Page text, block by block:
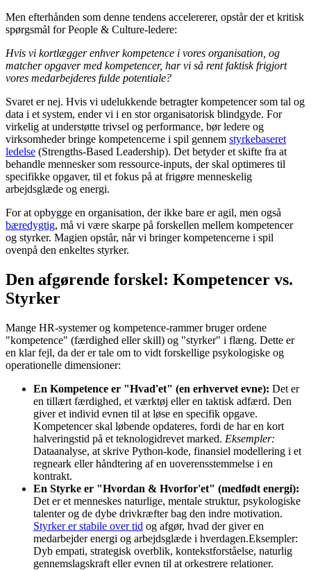
Men efterhånden som denne tendens accelererer, opstår der et kritisk
spørgsmål for People & Culture-ledere:
Hvis vi kortlægger enhver kompetence i vores organisation, og
matcher opgaver med kompetencer, har vi så rent faktisk frigjort
vores medarbejderes fulde potentiale?
Svaret er nej. Hvis vi udelukkende betragter kompetencer som tal og
data i et system, ender vi i en stor organisatorisk blindgyde. For
virkelig at understøtte trivsel og performance, bør ledere og
virksomheder bringe kompetencerne i spil gennem styrkebaseret
ledelse (Strengths-Based Leadership). Det betyder et skifte fra at
behandle mennesker som ressource-inputs, der skal optimeres til
specifikke opgaver, til et fokus på at frigøre menneskelig
arbejdsglæde og energi.
For at opbygge en organisation, der ikke bare er agil, men også
bæredygtig, må vi være skarpe på forskellen mellem kompetencer
og styrker. Magien opstår, når vi bringer kompetencerne i spil
ovenpå den enkeltes styrker.
Den afgørende forskel: Kompetencer vs.
Styrker
Mange HR-systemer og kompetence-rammer bruger ordene
"kompetence" (færdighed eller skill) og "styrker" i flæng. Dette er
en klar fejl, da der er tale om to vidt forskellige psykologiske og
operationelle dimensioner:
En Kompetence er "Hvad'et" (en erhvervet evne): Det er
en tillært færdighed, et værktøj eller en taktisk adfærd. Den
giver et individ evnen til at løse en specifik opgave.
Kompetencer skal løbende opdateres, fordi de har en kort
halveringstid på et teknologidrevet marked. Eksempler:
Dataanalyse, at skrive Python-kode, finansiel modellering i et
regneark eller håndtering af en uoverensstemmelse i en
kontrakt.
En Styrke er "Hvordan & Hvorfor'et" (medfødt energi):
Det er et menneskes naturlige, mentale struktur, psykologiske
talenter og de dybe drivkræfter bag den indre motivation.
Styrker er stabile over tid og afgør, hvad der giver en
medarbejder energi og arbejdsglæde i hverdagen.Eksempler:
Dyb empati, strategisk overblik, kontekstforståelse, naturlig
gennemslagskraft eller evnen til at orkestrere relationer.